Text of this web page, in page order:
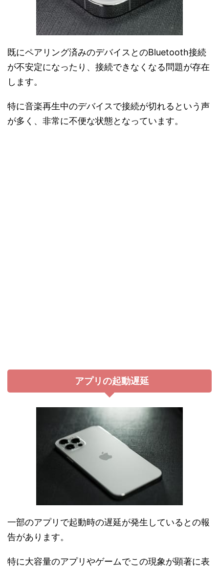
既にペアリング済みのデバイスとのBluetooth接続
が不安定になったり、接続できなくなる問題が存在
します。
特に音楽再生中のデバイスで接続が切れるという声
が多く、非常に不便な状態となっています。
アプリの起動遅延
一部のアプリで起動時の遅延が発生しているとの報
告があります。
特に大容量のアプリやゲームでこの現象が顕著に表